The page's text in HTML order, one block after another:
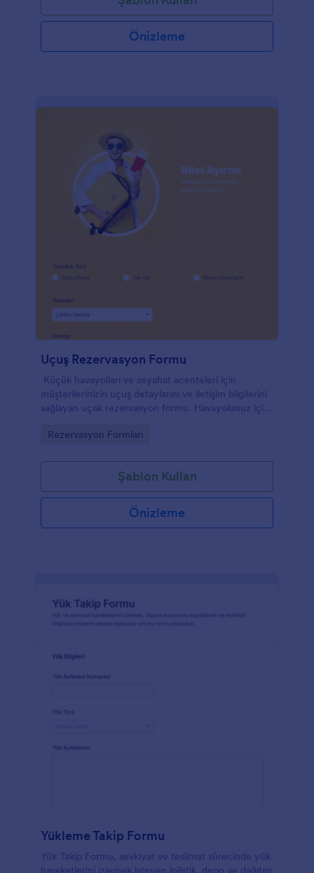
Önizleme
Uçuş Rezervasyon Formu
Küçük havayolları ve seyahat acenteleri için
müşterilerinizin uçuş detaylarını ve iletişim bilgilerini
sağlayan uçak rezervasyon formu. Havayolunuz için
cezbedin!
Go to Category:
Rezervasyon Formları
Şablon Kullan
Önizleme
Yükleme Takip Formu
Yük Takip Formu, sevkiyat ve teslimat sürecinde yük
hareketlerini izlemek isteyen lojistik, depo ve dağıtım